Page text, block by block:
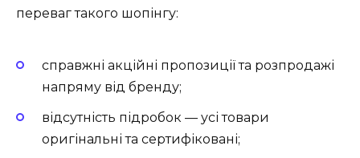
переваг такого шопінгу:
справжні акційні пропозиції та розпродажі
напряму від бренду;
відсутність підробок — усі товари
оригінальні та сертифіковані;